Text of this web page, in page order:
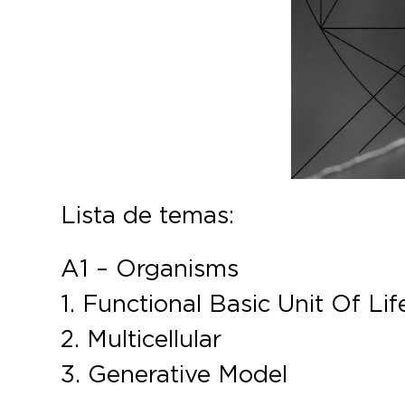
Lista de temas:
A1 – Organisms
1. Functional Basic Unit Of
2. Multicellular
3. Generative Model